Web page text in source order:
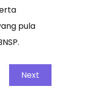
pula
Next